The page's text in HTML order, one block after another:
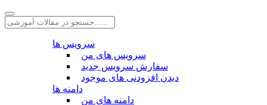
سرویس ها
سرویس های من
سفارش سرویس جدید
دیدن افزودنی های موجود
دامنه ها
دامنه های من